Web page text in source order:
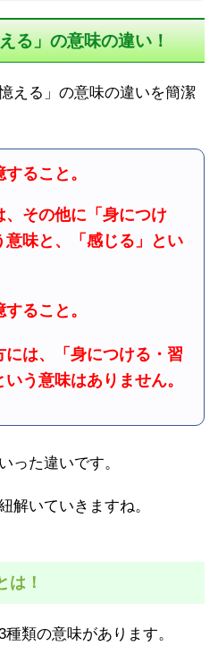
る」の意味の違い！
える」の意味の違いを簡潔
ること。
、その他に「身につけ
意味と、「感じる」とい
ること。
は、「身につける・習
う意味はありません。
った違いです。
解いていきますね。
！
類の意味があります。